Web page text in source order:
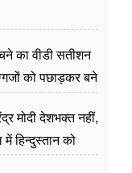
का वीडी सतीशन
को पछाड़कर बने
मोदी देशभक्त नहीं,
हिन्दुस्तान को